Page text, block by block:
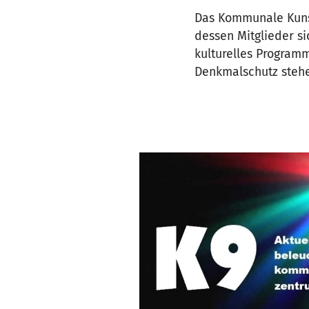
Das Kommunale
dessen Mitglieder
kulturelles
Denkmalschutz